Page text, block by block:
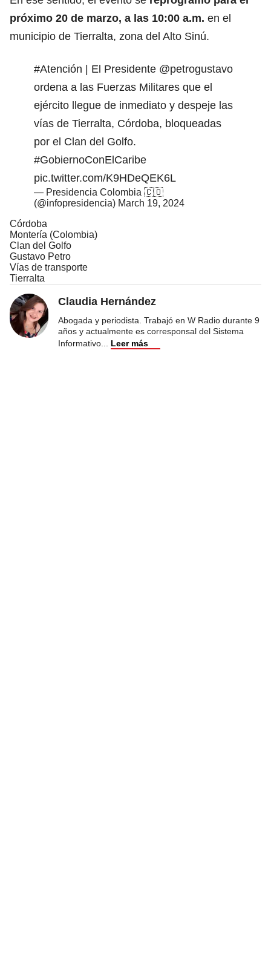
próximo 20 de marzo, a las 10:00 a.m. en el
municipio de Tierralta, zona del Alto Sinú.
#Atención | El Presidente @petrogustavo
ordena a las Fuerzas Militares que el
ejército llegue de inmediato y despeje las
vías de Tierralta, Córdoba, bloqueadas
por el Clan del Golfo.
#GobiernoConElCaribe
pic.twitter.com/K9HDeQEK6L
— Presidencia Colombia 🇨🇴
(@infopresidencia) March 19, 2024
Córdoba
Montería (Colombia)
Clan del Golfo
Gustavo Petro
Vías de transporte
Tierralta
Claudia Hernández
Abogada y periodista. Trabajó en W Radio durante 9
años y actualmente es corresponsal del Sistema
Informativo... Leer más